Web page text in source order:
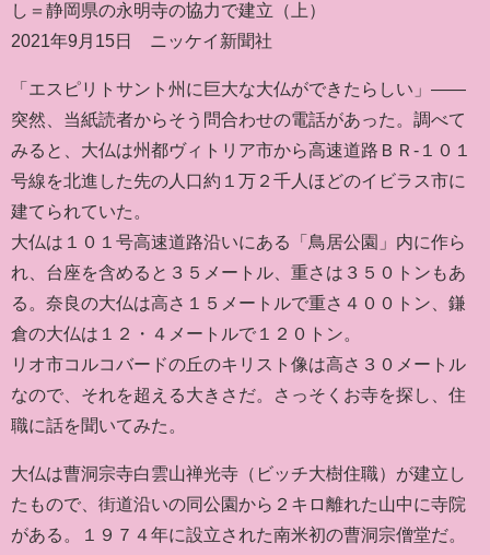
し＝静岡県の永明寺の協力で建立（上）
2021年9月15日 ニッケイ新聞社
「エスピリトサント州に巨大な大仏ができたらしい」――
突然、当紙読者からそう問合わせの電話があった。調べて
みると、大仏は州都ヴィトリア市から高速道路ＢＲ-１０１
号線を北進した先の人口約１万２千人ほどのイビラス市に
建てられていた。
大仏は１０１号高速道路沿いにある「鳥居公園」内に作ら
れ、台座を含めると３５メートル、重さは３５０トンもあ
る。奈良の大仏は高さ１５メートルで重さ４００トン、鎌
倉の大仏は１２・４メートルで１２０トン。
リオ市コルコバードの丘のキリスト像は高さ３０メートル
なので、それを超える大きさだ。さっそくお寺を探し、住
職に話を聞いてみた。
大仏は曹洞宗寺白雲山禅光寺（ビッチ大樹住職）が建立し
たもので、街道沿いの同公園から２キロ離れた山中に寺院
がある。１９７４年に設立された南米初の曹洞宗僧堂だ。